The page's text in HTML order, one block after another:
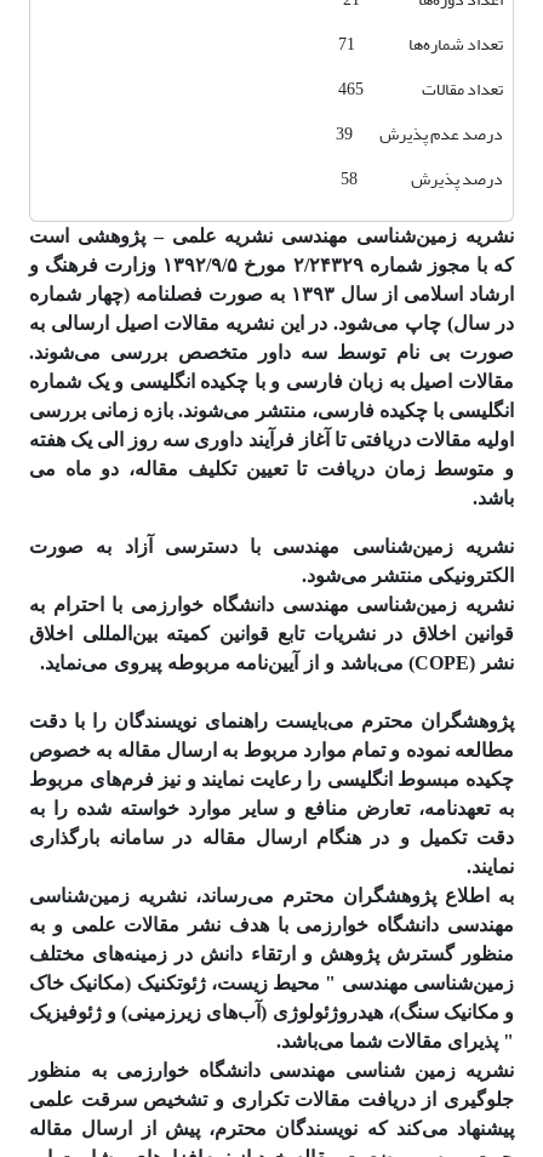
تعداد شماره‌ها 71
تعداد مقالات 465
درصد عدم پذیرش 39
درصد پذیرش 58
نشریه زمین‌شناسی مهندسی نشریه علمی – پژوهشی است
که با مجوز شماره ۲/۲۴۳۲۹ مورخ ۱۳۹۲/۹/۵ وزارت فرهنگ و
ارشاد اسلامی از سال ۱۳۹۳ به صورت فصلنامه (چهار شماره
در سال) چاپ می‌شود. در این نشریه مقالات اصیل ارسالی به
صورت بی نام توسط سه داور متخصص بررسی می‌شوند.
مقالات اصیل به زبان فارسی و با چکیده انگلیسی و یک شماره
انگلیسی با چکیده فارسی، منتشر می‌شوند. بازه زمانی بررسی
اولیه مقالات دریافتی تا آغاز فرآیند داوری سه روز الی یک هفته
و متوسط زمان دریافت تا تعیین تکلیف مقاله، دو ماه می
باشد.
نشریه زمین‌شناسی مهندسی با دسترسی آزاد به صورت
الکترونیکی منتشر می‌شود.
نشریه زمین‌شناسی مهندسی دانشگاه خوارزمی با احترام به
قوانین اخلاق در نشریات تابع قوانین کمیته بین‌المللی اخلاق
نشر (COPE) می‌باشد و از آیین‌نامه مربوطه پیروی می‌نماید.
پژوهشگران محترم می‌بایست راهنمای نویسندگان را با دقت
مطالعه نموده و تمام موارد مربوط به ارسال مقاله به خصوص
چکیده مبسوط انگلیسی را رعایت نمایند و نیز فرم‌های مربوط
به تعهدنامه، تعارض منافع و سایر موارد خواسته شده را به
دقت تکمیل و در هنگام ارسال مقاله در سامانه بارگذاری
نمایند.
به اطلاع پژوهشگران محترم می‌رساند، نشریه زمین‌شناسی
مهندسی دانشگاه خوارزمی با هدف نشر مقالات علمی و به
منظور گسترش پژوهش و ارتقاء دانش در زمینه‌های مختلف
زمین‌شناسی مهندسی " محیط زیست، ژئوتکنیک (مکانیک خاک
و مکانیک سنگ)، هیدروژئولوژی (آب‌های زیرزمینی) و ژئوفیزیک
" پذیرای مقالات شما می‌باشد.
نشریه زمین شناسی مهندسی دانشگاه خوارزمی به منظور
جلوگیری از دریافت مقالات تکراری و تشخیص سرقت علمی
پیشنهاد می‌کند که نویسندگان محترم، پیش از ارسال مقاله